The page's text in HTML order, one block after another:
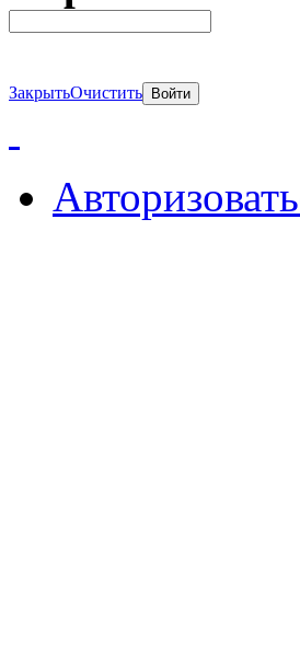
ЗакрытьОчистить